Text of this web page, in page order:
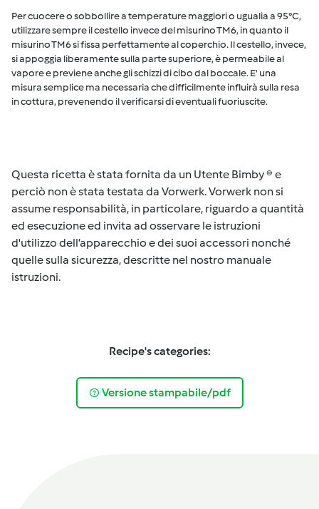
Per cuocere o sobbollire a temperature maggiori o ugualia a 95°C,
utilizzare sempre il cestello invece del misurino TM6, in quanto il
misurino TM6 si fissa perfettamente al coperchio. Il cestello, invece,
si appoggia liberamente sulla parte superiore, è permeabile al
vapore e previene anche gli schizzi di cibo dal boccale. E' una
misura semplice ma necessaria che difficilmente influirà sulla resa
in cottura, prevenendo il verificarsi di eventuali fuoriuscite.
Questa ricetta è stata fornita da un Utente Bimby ® e
perciò non è stata testata da Vorwerk. Vorwerk non si
assume responsabilità, in particolare, riguardo a quantità
ed esecuzione ed invita ad osservare le istruzioni
d'utilizzo dell’apparecchio e dei suoi accessori nonché
quelle sulla sicurezza, descritte nel nostro manuale
istruzioni.
Recipe's categories:
Versione stampabile/pdf